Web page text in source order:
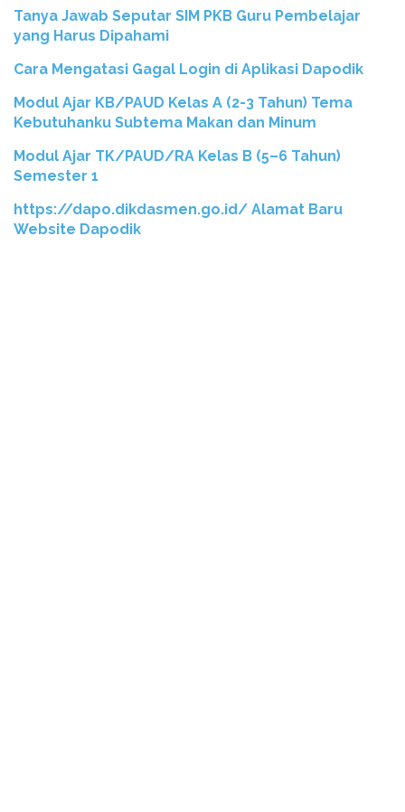
Tanya Jawab Seputar SIM PKB Guru Pembelajar
yang Harus Dipahami
Cara Mengatasi Gagal Login di Aplikasi Dapodik
Modul Ajar KB/PAUD Kelas A (2-3 Tahun) Tema
Kebutuhanku Subtema Makan dan Minum
Modul Ajar TK/PAUD/RA Kelas B (5–6 Tahun)
Semester 1
https://dapo.dikdasmen.go.id/ Alamat Baru
Website Dapodik